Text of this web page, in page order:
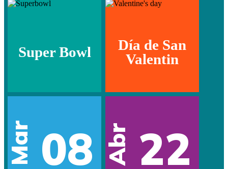
Super Bowl
Día de San
Valentin
Mar 08 Abr 22